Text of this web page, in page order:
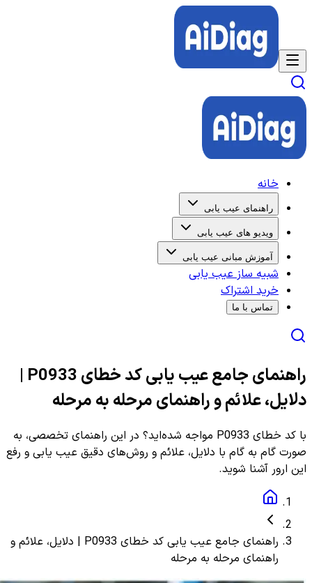
خانه
راهنمای عیب یابی
ویدیو های عیب یابی
آموزش مبانی عیب یابی
شبیه ساز عیب یابی
خرید اشتراک
تماس با ما
راهنمای جامع عیب یابی کد خطای P0933 |
دلایل، علائم و راهنمای مرحله به مرحله
با کد خطای P0933 مواجه شده‌اید؟ در این راهنمای تخصصی، به
صورت گام به گام با دلایل، علائم و روش‌های دقیق عیب یابی و رفع
این ارور آشنا شوید.
راهنمای جامع عیب یابی کد خطای P0933 | دلایل، علائم و
راهنمای مرحله به مرحله